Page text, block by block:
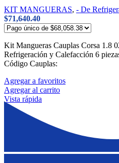
KIT MANGUERAS, - De
$71,640.40
Kit Mangueras Cauplas Corsa 1.8
Refrigeración y Calefacción 6
Código Cauplas:
Agregar a favoritos
Agregar al carrito
Vista rápida